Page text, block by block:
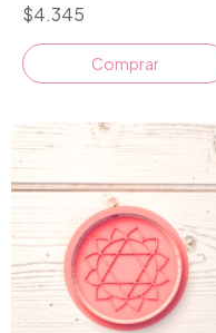
$4.345
Comprar